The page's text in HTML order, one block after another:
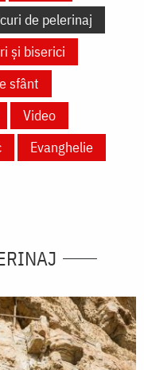
de pelerinaj
și biserici
sfânt
Video
Evanghelie